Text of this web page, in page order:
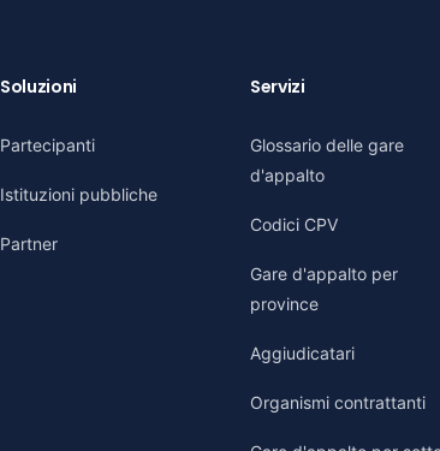
Soluzioni
Partecipanti
Istituzioni pubbliche
Partner
Servizi
Glossario delle gare
d'appalto
Codici CPV
Gare d'appalto per
province
Aggiudicatari
Organismi contrattanti